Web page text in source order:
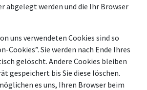
abgelegt werden und die Ihr Browser
uns verwendeten Cookies sind so
Cookies”. Sie werden nach Ende Ihres
gelöscht. Andere Cookies bleiben
gespeichert bis Sie diese löschen.
es uns, Ihren Browser beim